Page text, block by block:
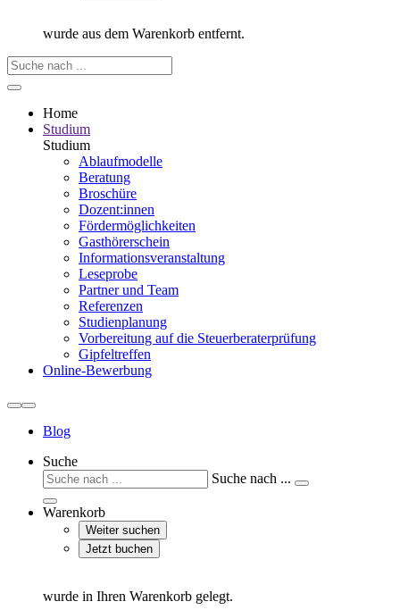
wurde aus dem Warenkorb entfernt.
Home
Studium
Studium
Ablaufmodelle
Beratung
Broschüre
Dozent:innen
Fördermöglichkeiten
Gasthörerschein
Informationsveranstaltung
Leseprobe
Partner und Team
Referenzen
Studienplanung
Vorbereitung auf die Steuerberater­prüfung
Gipfeltreffen
Online-Bewerbung
Blog
Suche
Suche nach ...
Warenkorb
Weiter suchen
Jetzt buchen
wurde in Ihren Warenkorb gelegt.